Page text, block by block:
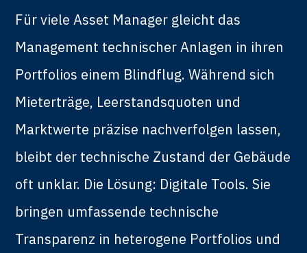
Für viele Asset Manager gleicht das
Management technischer Anlagen in ihren
Portfolios einem Blindflug. Während sich
Mieterträge, Leerstandsquoten und
Marktwerte präzise nachverfolgen lassen,
bleibt der technische Zustand der Gebäude
oft unklar. Die Lösung: Digitale Tools. Sie
bringen umfassende technische
Transparenz in heterogene Portfolios und